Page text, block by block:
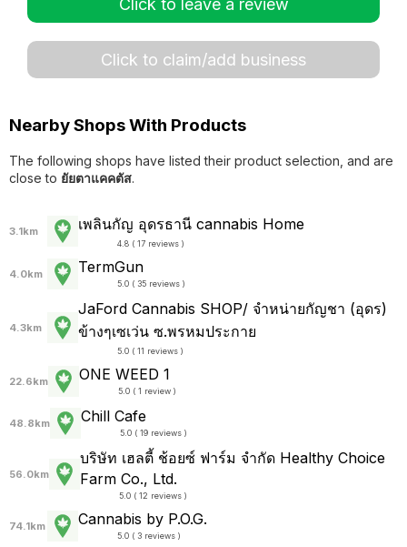
Click to leave a review
Click to claim/add business
Nearby Shops With Products
The following shops have listed their product selection, and are
close to ยัยตาแคคตัส.
3.1km เพลินกัญ อุดรธานี cannabis Home
4.8 ( 17 reviews )
4.0km TermGun
5.0 ( 35 reviews )
4.3km
JaFord Cannabis SHOP/ จำหน่ายกัญชา (อุดร)
ข้างๆเซเว่น ซ.พรหมประกาย
5.0 ( 11 reviews )
22.6km ONE WEED 1
5.0 ( 1 review )
48.8km Chill Cafe
5.0 ( 19 reviews )
56.0km
บริษัท เฮลตี้ ช้อยซ์ ฟาร์ม จำกัด Healthy Choice
Farm Co., Ltd.
5.0 ( 12 reviews )
74.1km Cannabis by P.O.G.
5.0 ( 3 reviews )